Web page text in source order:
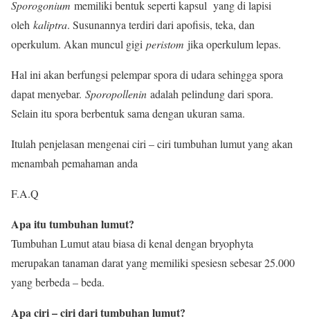
Sporogonium memiliki bentuk seperti kapsul yang di lapisi
oleh kaliptra. Susunannya terdiri dari apofisis, teka, dan
operkulum. Akan muncul gigi peristom jika operkulum lepas.
Hal ini akan berfungsi pelempar spora di udara sehingga spora
dapat menyebar. Sporopollenin adalah pelindung dari spora.
Selain itu spora berbentuk sama dengan ukuran sama.
Itulah penjelasan mengenai ciri – ciri tumbuhan lumut yang akan
menambah pemahaman anda
F.A.Q
Apa itu tumbuhan lumut?
Tumbuhan Lumut atau biasa di kenal dengan bryophyta
merupakan tanaman darat yang memiliki spesiesn sebesar 25.000
yang berbeda – beda.
Apa ciri – ciri dari tumbuhan lumut?